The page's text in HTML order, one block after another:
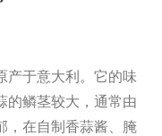
产于意大利。它的味
的鳞茎较大，通常由
，在自制香蒜酱、腌